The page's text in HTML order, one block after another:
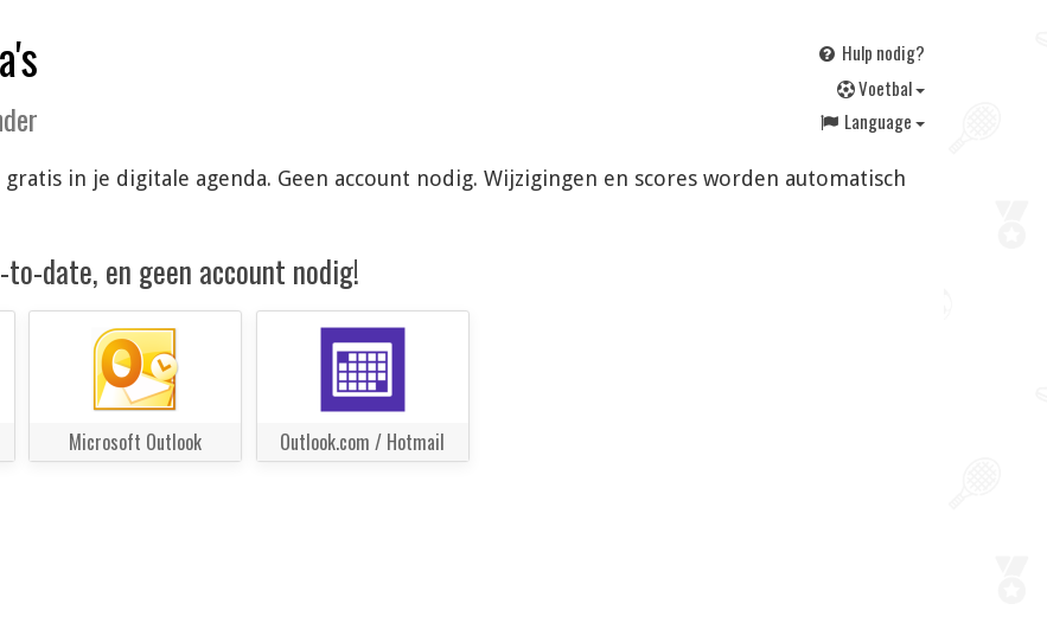
Hulp nodig?
Voetbal
Language
in je digitale agenda. Geen account nodig. Wijzigingen en scores worden automatisch
date, en geen account nodig!
Microsoft Outlook Outlook.com / Hotmail